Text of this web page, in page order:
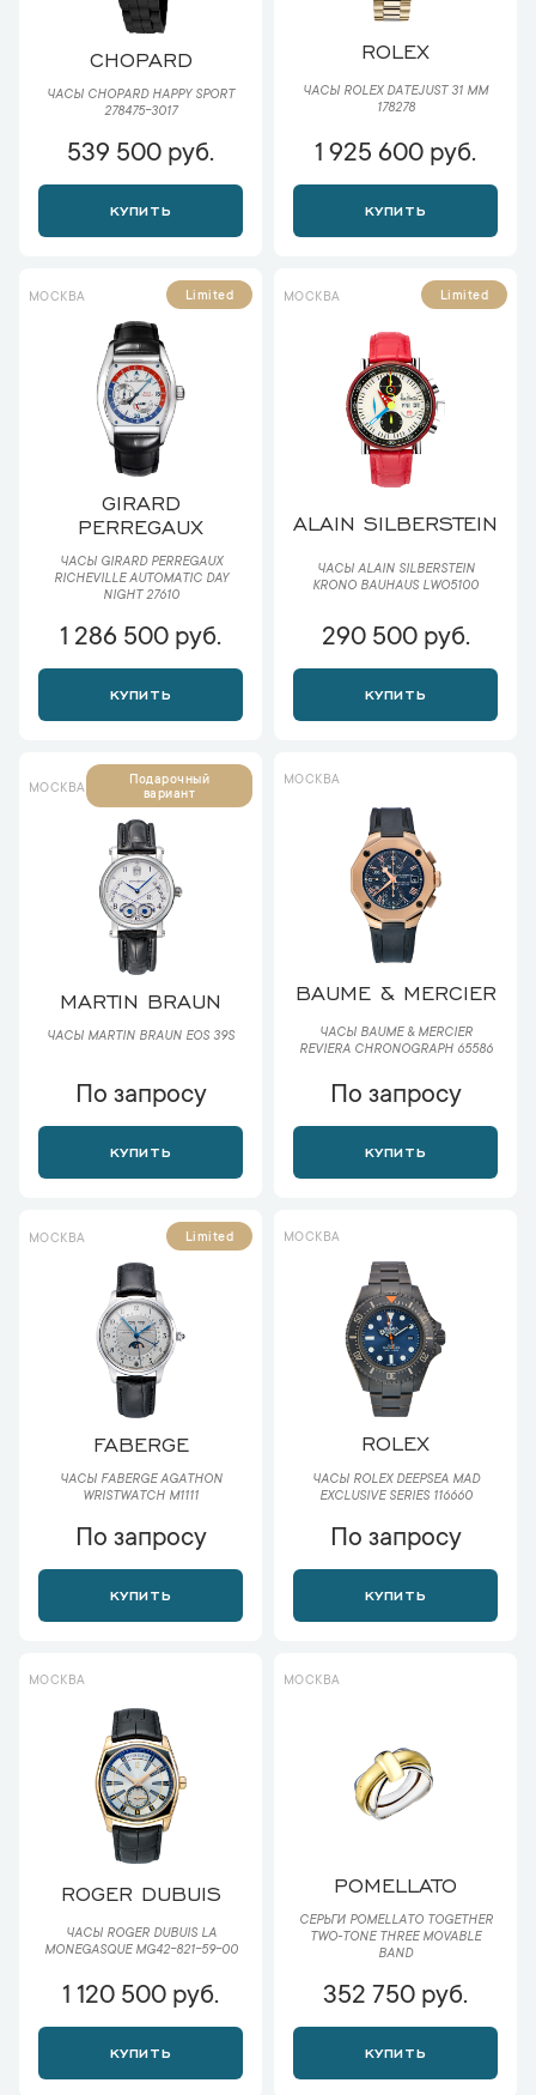
CHOPARD
ЧАСЫ CHOPARD HAPPY SPORT
278475-3017
539 500 руб.
КУПИТЬ
ROLEX
ЧАСЫ ROLEX DATEJUST 31 ММ
178278
1 925 600 руб.
КУПИТЬ
МОСКВА Limited
GIRARD
PERREGAUX
ЧАСЫ GIRARD PERREGAUX
RICHEVILLE AUTOMATIC DAY
NIGHT 27610
1 286 500 руб.
КУПИТЬ
МОСКВА Limited
ALAIN SILBERSTEIN
ЧАСЫ ALAIN SILBERSTEIN
KRONO BAUHAUS LWO5100
290 500 руб.
КУПИТЬ
МОСКВА
Подарочный
вариант
MARTIN BRAUN
ЧАСЫ MARTIN BRAUN EOS 39S
По запросу
КУПИТЬ
МОСКВА
BAUME & MERCIER
ЧАСЫ BAUME & MERCIER
REVIERA CHRONOGRAPH 65586
По запросу
КУПИТЬ
МОСКВА Limited
FABERGE
ЧАСЫ FABERGE AGATHON
WRISTWATCH M1111
По запросу
КУПИТЬ
МОСКВА
ROLEX
ЧАСЫ ROLEX DEEPSEA MAD
EXCLUSIVE SERIES 116660
По запросу
КУПИТЬ
МОСКВА
ROGER DUBUIS
ЧАСЫ ROGER DUBUIS LA
MONEGASQUE MG42-821-59-00
1 120 500 руб.
КУПИТЬ
МОСКВА
POMELLATO
СЕРЬГИ POMELLATO TOGETHER
TWO-TONE THREE MOVABLE
BAND
352 750 руб.
КУПИТЬ